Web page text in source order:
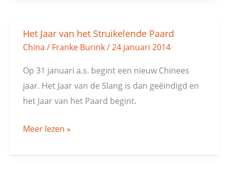
Het Jaar van het Struikelende Paard
China / Franke Burink/24 januari 2014
Op 31 januari a.s. begint een nieuw Chinees
jaar. Het Jaar van de Slang is dan geëindigd en
het Jaar van het Paard begint.
Het
Jaar
van
het
Struikelende
Meer lezen »